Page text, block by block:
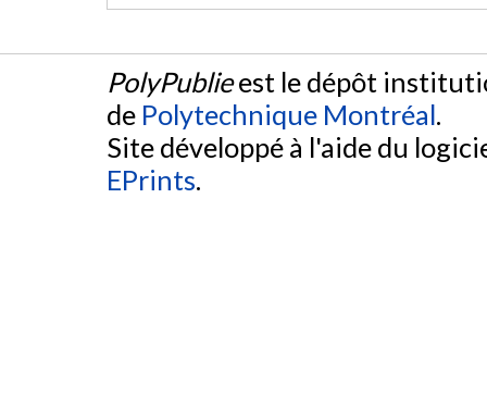
PolyPublieest le dépôt
de Polytechnique Montréal.
Site développé à l'aide du
EPrints.